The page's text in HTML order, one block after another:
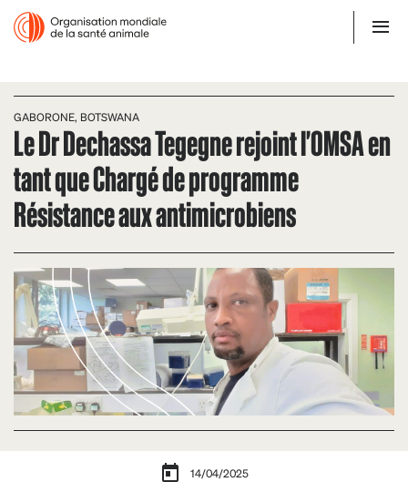
GABORONE, BOTSWANA
Le Dr Dechassa Tegegne rejoint l'OMSA en
tant que Chargé de programme
Résistance aux antimicrobiens
14/04/2025